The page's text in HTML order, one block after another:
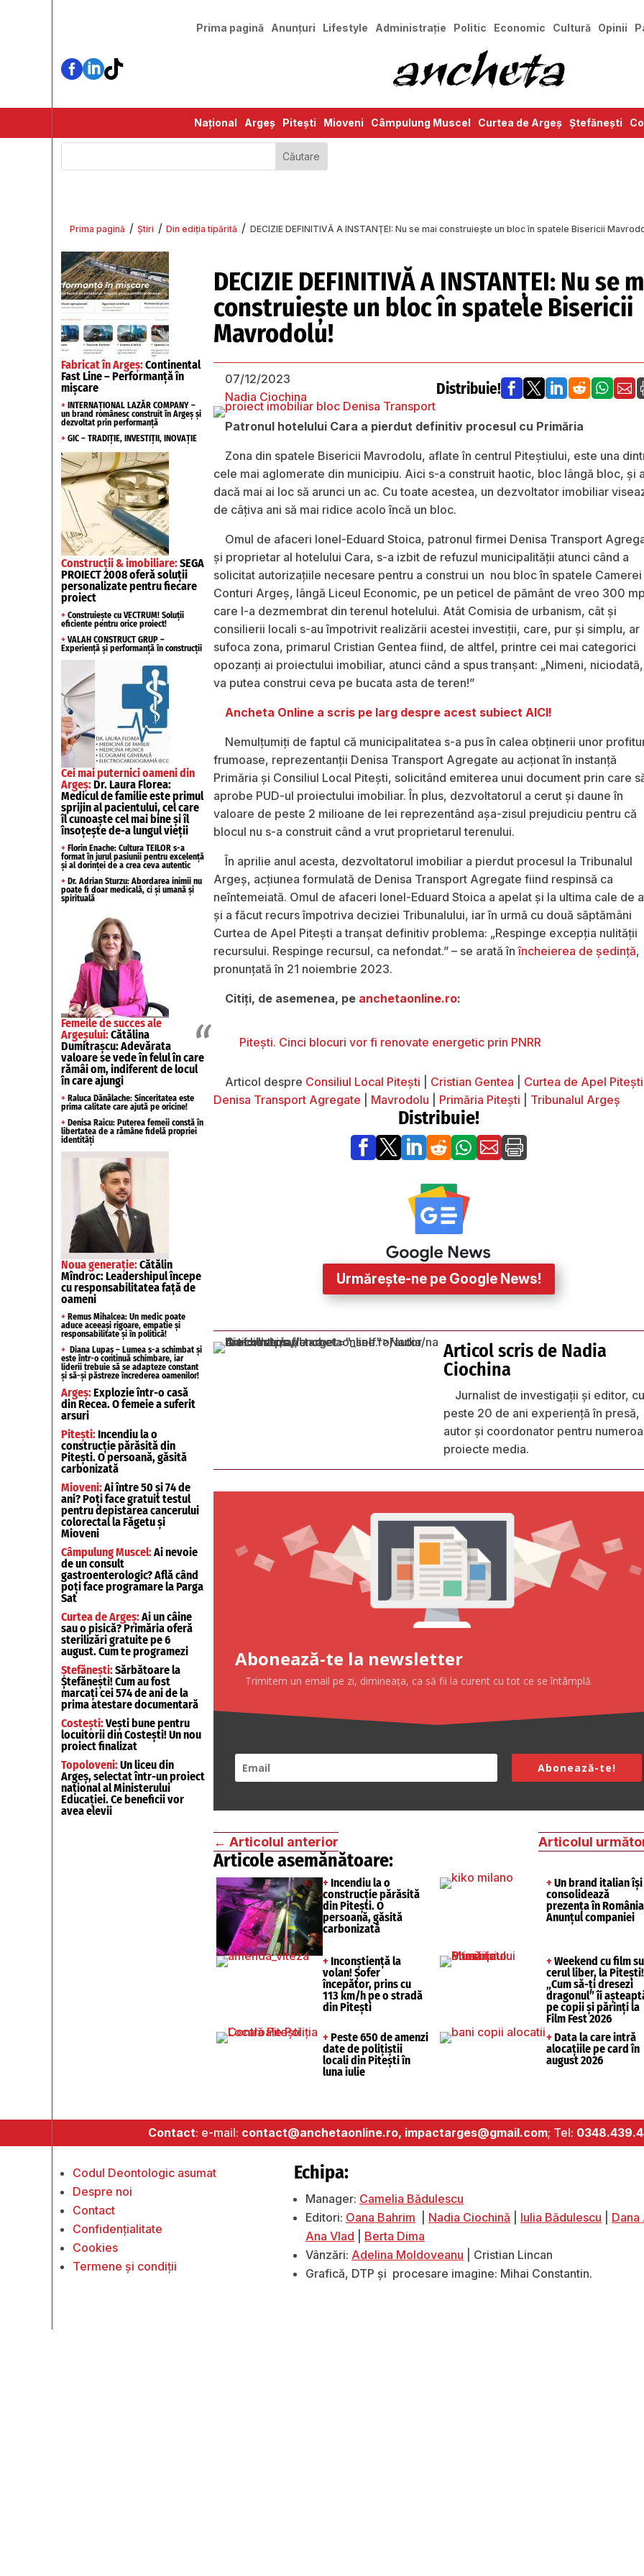
Prima pagină Anunțuri Lifestyle Administrație Politic Economic Cultură Opinii

Național Argeș Pitești Mioveni Câmpulung Muscel Curtea de Argeș Ștefănești
Prima pagină / Știri / Din ediția tipărită / DECIZIE DEFINITIVĂ A INSTANŢEI: Nu se mai construieşte un bloc în spatele Bisericii
Fabricat în Argeș:Continental
Fast Line – Performanță în
mișcare
+ INTERNAȚIONAL LAZĂR COMPANY –
un brand românesc construit în Argeș și
dezvoltat prin performanță
+ GIC – TRADIȚIE, INVESTIȚII, INOVAȚIE
Construcții & imobiliare:SEGA
PROIECT 2008 oferă soluții
personalizate pentru fiecare
proiect
+ Construiește cu VECTRUM! Soluții
eficiente pentru orice proiect!
+ VALAH CONSTRUCT GRUP –
Experiență și performanță în construcții
Cei mai puternici oameni din
Argeș:Dr. Laura Florea:
Medicul de familie este primul
sprijin al pacientului, cel care
îl cunoaște cel mai bine și îl
însoțește de-a lungul vieții
+ Florin Enache: Cultura TEILOR s-a
format în jurul pasiunii pentru excelență
și al dorinței de a crea ceva autentic
+ Dr. Adrian Sturzu: Abordarea inimii nu
poate fi doar medicală, ci și umană și
spirituală
Femeile de succes ale
Argeșului:Cătălina
Dumitrașcu: Adevărata
valoare se vede în felul în care
rămâi om, indiferent de locul
în care ajungi
+ Raluca Dănălache: Sinceritatea este
prima calitate care ajută pe oricine!
+ Denisa Raicu: Puterea femeii constă în
libertatea de a rămâne fidelă propriei
identități
Noua generație:Cătălin
Mîndroc: Leadershipul începe
cu responsabilitatea față de
oameni
+ Remus Mihalcea: Un medic poate
aduce aceeași rigoare, empatie și
responsabilitate și în politică!
+ Diana Lupaș – Lumea s-a schimbat și
este într-o continuă schimbare, iar
liderii trebuie să se adapteze constant
și să-și păstreze încrederea oamenilor!
Argeș:Explozie într-o casă
din Recea. O femeie a suferit
arsuri
Pitești:Incendiu la o
construcție părăsită din
Pitești. O persoană, găsită
carbonizată
Mioveni:Ai între 50 și 74 de
ani? Poți face gratuit testul
pentru depistarea cancerului
colorectal la Făgetu și
Mioveni
Câmpulung Muscel:Ai nevoie
de un consult
gastroenterologic? Află când
poți face programare la Parga
Sat
Curtea de Argeș:Ai un câine
sau o pisică? Primăria oferă
sterilizări gratuite pe 6
august. Cum te programezi
Ștefănești:Sărbătoare la
Ștefănești! Cum au fost
marcați cei 574 de ani de la
prima atestare documentară
Costești:Vești bune pentru
locuitorii din Costești! Un nou
proiect finalizat
Topoloveni:Un liceu din
Argeș, selectat într-un proiect
național al Ministerului
Educației. Ce beneficii vor
avea elevii
DECIZIE DEFINITIVĂ A INSTANŢEI: Nu se
construieşte un bloc în spatele Bisericii
Mavrodolu!
07/12/2023
Nadia Ciochina
Distribuie!      
Patronul hotelului Cara a pierdut definitiv procesul cu Primăria
Zona din spatele Bisericii Mavrodolu, aflate în centrul Piteştiului, este una
cele mai aglomerate din municipiu. Aici s-a construit haotic, bloc lângă bloc, şi
dacă mai ai loc să arunci un ac. Cu toate acestea, un dezvoltator imobiliar
de câţiva ani să mai ridice acolo încă un bloc.
Omul de afaceri Ionel-Eduard Stoica, patronul firmei Denisa Transport
şi proprietar al hotelului Cara, s-a izbit de refuzul municipalităţii atunci când a
solicitat autorizaţiile necesare pentru a construi un nou bloc în spatele Camerei
Conturi Argeş, lângă Liceul Economic, pe un peticel de pământ de vreo 300
care l-a dezmembrat din terenul hotelului. Atât Comisia de urbanism, cât şi
consilierii locali s-au împotrivit realizării acestei investiţii, care, pur şi simplu, ar
sufoca zona, primarul Cristian Gentea fiind, de altfel, printre cei mai categorici
opozanţi ai proiectului imobiliar, atunci când a spus tranşant: „Nimeni,
va putea construi ceva pe bucata asta de teren!”
Ancheta Online a scris pe larg despre acest subiect AICI!
Nemulţumiţi de faptul că municipalitatea s-a pus în calea obţinerii unor
frumoase, reprezentanţii Denisa Transport Agregate au acţionat în instanţă
Primăria şi Consiliul Local Piteşti, solicitând emiterea unui document prin care
aprobe PUD-ul proiectului imobiliar. În plus, dezvoltatorul a cerut şi daune în
valoare de peste 2 milioane de lei reprezentând aşa-zisul prejudiciu pentru că
blocul nu s-a construit când a vrut proprietarul terenului.
În aprilie anul acesta, dezvoltatorul imobiliar a pierdut procesul la Tribunalul
Argeş, acţiunea formulată de Denisa Transport Agregate fiind respinsă ca
neîntemeiată. Omul de afaceri Ionel-Eduard Stoica a apelat şi la ultima cale de
şi a făcut recurs împotriva deciziei Tribunalului, iar în urmă cu două săptămâni
Curtea de Apel Piteşti a tranşat definitiv problema: „Respinge excepţia nulităţii
recursului. Respinge recursul, ca nefondat.” – se arată înîncheierea de şedinţă,
pronunţată în 21 noiembrie 2023.
Citiţi, de asemenea, pe anchetaonline.ro:
Pitești. Cinci blocuri vor fi renovate energetic prin PNRR
Articol despre Consiliul Local Pitești Cristian Gentea Curtea de Apel Pitești
Denisa Transport Agregate
Mavrodolu Primăria Pitești Tribunalul Argeș
Distribuie!
      
Urmărește-ne pe Google News!
Articol scris de Nadia
Ciochina
Jurnalist de investigații și editor, cu
peste 20 de ani experiență în presă,
autor și coordonator pentru
proiecte media.
Abonează-te la newsletter
Trimitem un email pe zi, dimineața, ca să fii la curent cu tot ce se întâmplă.
Abonează-te!
← Articolul anterior Articolul
Articole asemănătoare:
+ Incendiu la o
construcție părăsită
din Pitești. O
persoană, găsită
carbonizată
+ Un brand italian își
consolidează
prezența în
Anunțul companiei
+ Inconștiență la
volan! Șofer
începător, prins cu
113 km/h pe o stradă
din Pitești
+ Weekend cu film
cerul liber, la Pitești!
„Cum să-ți dresezi
dragonul” îi
pe copii și părinți la
Film Fest 2026
+ Peste 650 de amenzi
date de polițiștii
locali din Pitești în
luna iulie
+ Data la care intră
alocațiile pe card în
august 2026
Contact: e-mail: contact@anchetaonline.ro, impactarges@gmail.com; Tel:
Codul Deontologic asumat
Despre noi
Contact
Confidențialitate
Cookies
Termene și condiții
Echipa:
Manager: Camelia Bădulescu
Editori: Oana Bahrim Nadia Ciochină Iulia Bădulescu Dana
Ana Vlad
Berta Dima
Vânzări: Adelina Moldoveanu | Cristian Lincan
Grafică, DTP și procesare imagine: Mihai Constantin.